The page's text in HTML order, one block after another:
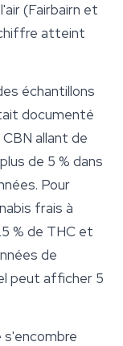
(Fairbairn et
chiffre atteint
échantillons
documenté
allant de
de 5 % dans
Pour
frais à
% de THC et
de
peut afficher 5
s'encombre